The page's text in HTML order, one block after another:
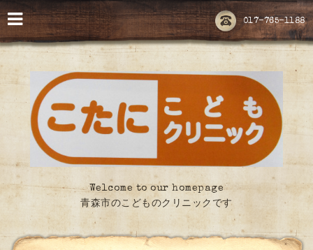
017-765-1188
Welcome to our homepage
青森市のこどものクリニックです